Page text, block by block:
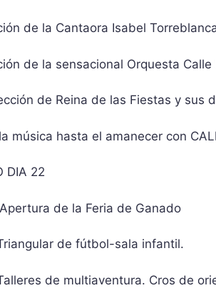
de la Cantaora Isabel
de la sensacional Orquesta Calle
de Reina de las Fiestas y sus
música hasta el amanecer con
DIA 22
de la Feria de Ganado
de fútbol-sala infantil.
de multiaventura. Cros de